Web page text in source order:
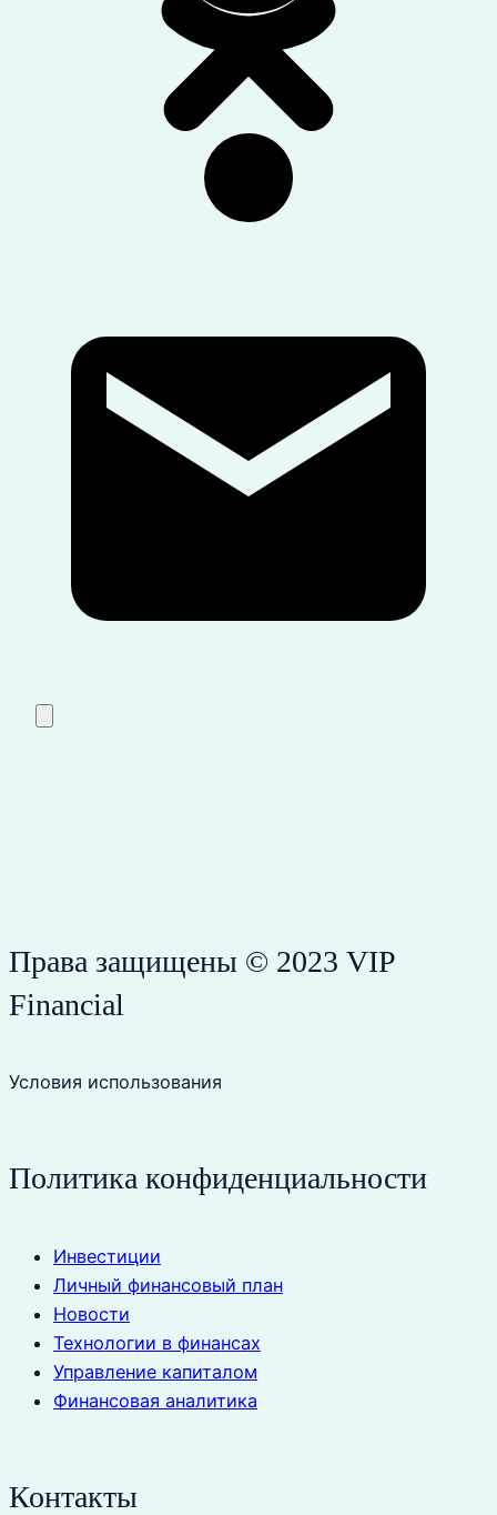
Права защищены © 2023 VIP
Financial
Условия использования
Политика конфиденциальности
Инвестиции
Личный финансовый план
Новости
Технологии в финансах
Управление капиталом
Финансовая аналитика
Контакты